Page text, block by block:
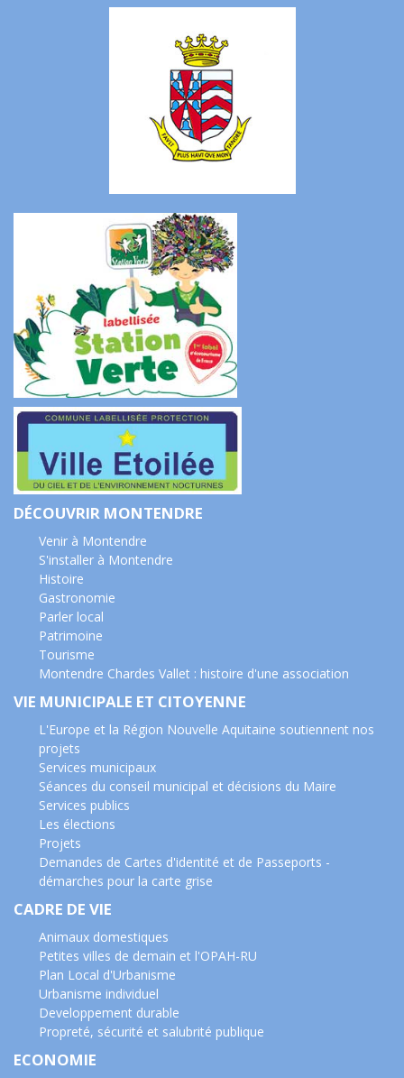
DÉCOUVRIR MONTENDRE
Venir à Montendre
S'installer à Montendre
Histoire
Gastronomie
Parler local
Patrimoine
Tourisme
Montendre Chardes Vallet : histoire d'une association
VIE MUNICIPALE ET CITOYENNE
L'Europe et la Région Nouvelle Aquitaine soutiennent nos
projets
Services municipaux
Séances du conseil municipal et décisions du Maire
Services publics
Les élections
Projets
Demandes de Cartes d'identité et de Passeports -
démarches pour la carte grise
CADRE DE VIE
Animaux domestiques
Petites villes de demain et l'OPAH-RU
Plan Local d'Urbanisme
Urbanisme individuel
Developpement durable
Propreté, sécurité et salubrité publique
ECONOMIE